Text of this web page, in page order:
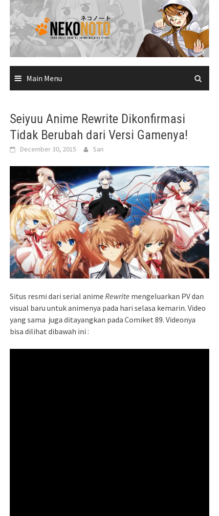
Skip
content
Main Menu
Seiyuu Anime Rewrite Dikonfirmasi
Tidak Berubah dari Versi Gamenya!
December 30, 2015 San
Situs resmi dari serial anime Rewrite mengeluarkan PV dan
visual baru untuk animenya pada hari selasa kemarin. Video
yang sama juga ditayangkan pada Comiket 89. Videonya
bisa dilihat dibawah ini :